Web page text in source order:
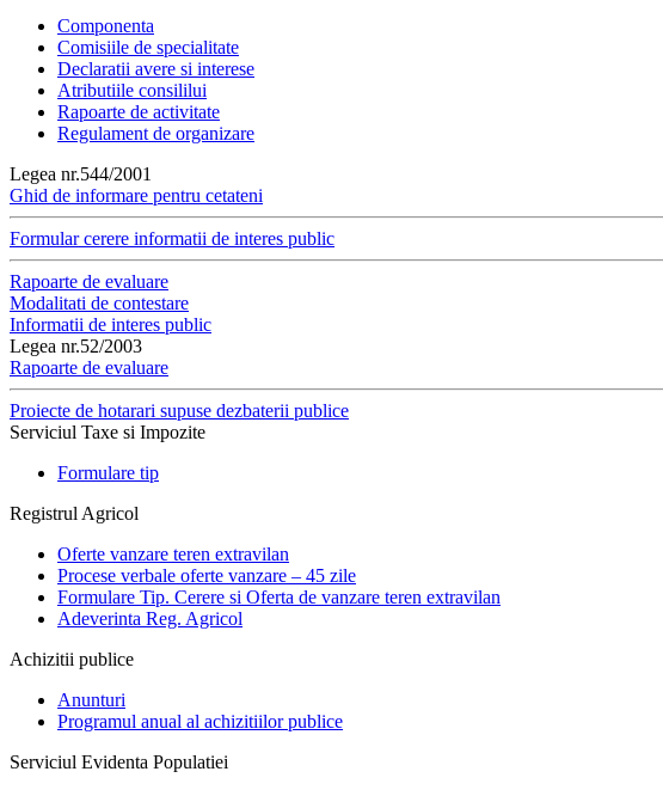
Componenta
Comisiile de specialitate
Declaratii avere si interese
Atributiile consililui
Rapoarte de activitate
Regulament de organizare
Legea nr.544/2001
Ghid de informare pentru cetateni
Formular cerere informatii de interes public
Rapoarte de evaluare
Modalitati de contestare
Informatii de interes public
Legea nr.52/2003
Rapoarte de evaluare
Proiecte de hotarari supuse dezbaterii publice
Serviciul Taxe si Impozite
Formulare tip
Registrul Agricol
Oferte vanzare teren extravilan
Procese verbale oferte vanzare – 45 zile
Formulare Tip. Cerere si Oferta de vanzare teren extravilan
Adeverinta Reg. Agricol
Achizitii publice
Anunturi
Programul anual al achizitiilor publice
Serviciul Evidenta Populatiei